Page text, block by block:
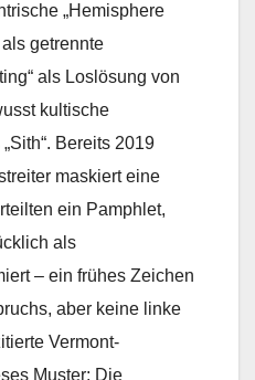
„Hemisphere
getrennte
als Loslösung von
kultische
Bereits 2019
maskiert eine
ein Pamphlet,
als
– ein frühes Zeichen
aber keine linke
Vermont-
Muster: Die